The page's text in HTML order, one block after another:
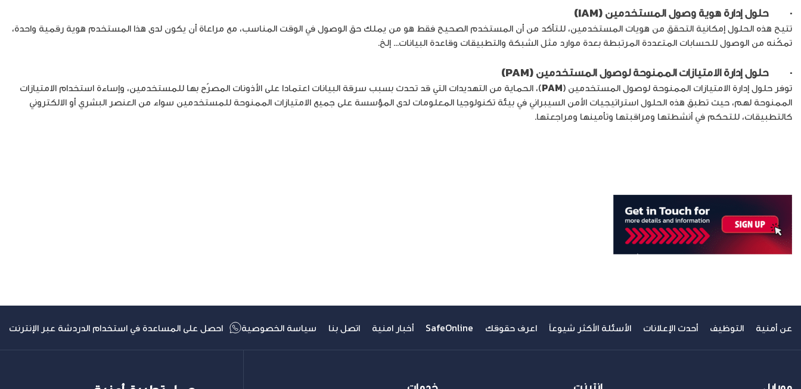
· حلول إدارة هوية وصول المستخدمين (IAM)
تتيح هذه الحلول إمكانية التحقق من هويات المستخدمين، للتأكد من أن المستخدم الصحيح فقط هو من يملك حق الوصول في الوقت المناسب، مع مراعاة أن يكون لدى هذا المستخدم هوية رقمية واحدة،
تمكّنه من الوصول للحسابات المتعددة المرتبطة بعدة موارد مثل الشبكة والتطبيقات وقاعدة البيانات… إلخ.
· حلول إدارة الامتيازات الممنوحة لوصول المستخدمين (PAM)
توفر حلول إدارة الامتيازات الممنوحة لوصول المستخدمين (PAM)، الحماية من التهديدات التي قد تحدث بسبب سرقة البيانات اعتمادا على الأذونات المصرّح بها للمستخدمين، وإساءة استخدام الامتيازات
الممنوحة لهم، حيث تطبق هذه الحلول استراتيجيات الأمن السيبراني في بيئة تكنولوجيا المعلومات لدى المؤسسة على جميع الامتيازات الممنوحة للمستخدمين سواء من العنصر البشري أو الالكتروني
كالتطبيقات، للتحكم في أنشطتها ومراقبتها وتأمينها ومراجعتها.
عن أمنية التوظيف أحدث الإعلانات الأسئلة الأكثر شيوعاً اعرف حقوقك SafeOnline أخبار امنية اتصل بنا سياسة الخصوصية احصل على المساعدة في استخدام الدردشة عبر الإنترنت